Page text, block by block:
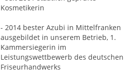
Kosmetikerin
- 2014 bester Azubi in Mittelfranken
ausgebildet in unserem Betrieb, 1.
Kammersiegerin im
Leistungswettbewerb des deutschen
Friseurhandwerks